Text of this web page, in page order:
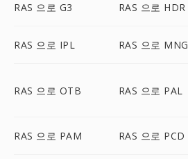
RAS 으로 G3 RAS 으로 HDR
RAS 으로 IPL RAS 으로 MNG
RAS 으로 OTB RAS 으로 PAL
RAS 으로 PAM RAS 으로 PCD